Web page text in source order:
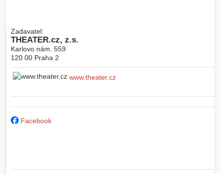
Zadavatel:
THEATER.cz, z.s.
Karlovo nám. 559
120 00 Praha 2
www.theater.cz
Facebook